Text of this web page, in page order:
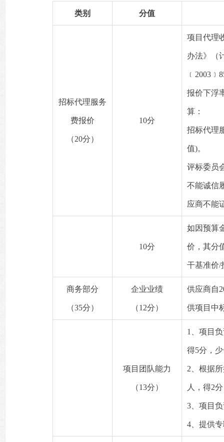
类别 分值
招标代理服务
费报价
（20分）
10分
项目代理
办法》（
报价下浮
算：
招标代理
值)。
评标委员
不能诚信
应商不能
10分
如因预算
价，其分
干基准价/
商务部分
（35分）
企业业绩
（12分）
供应商自
供项目中
项目团队能力
（13分）
1、项目
得5分，
2、根据
人，得2
3、项目
4、提供